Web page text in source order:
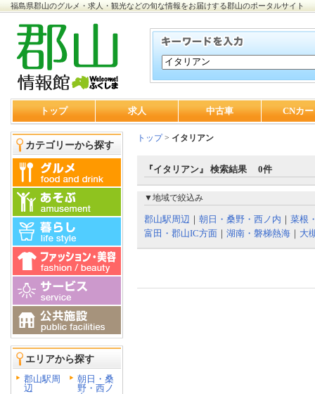
福島県郡山のグルメ・求人・観光などの旬な情報をお届けする郡山のポータルサイト
トップ 求人 中古車 CNカ
カテゴリーから探す
エリアから探す
郡山駅周
辺
朝日・桑
野・西ノ
トップ> イタリアン
『イタリアン』 検索結果 0件
▼地域で絞込み
郡山駅周辺 ｜ 朝日・桑野・西ノ内 ｜ 菜根
富田・郡山IC方面 ｜ 湖南・磐梯熱海 ｜ 大